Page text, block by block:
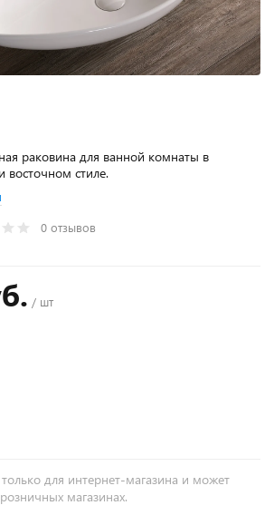
раковина для ванной комнаты в
восточном стиле.
0 отзывов
/ шт
для интернет-магазина и может
магазинах.